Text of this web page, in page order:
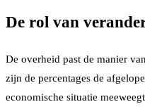
De rol van
De overheid past de manier
zijn de percentages de
economische situatie